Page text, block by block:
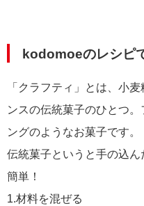
kodomoeのレシピ
「クラフティ」とは、小
ンスの伝統菓子のひとつ
ングのようなお菓子です。
伝統菓子というと手の込
簡単！
1.材料を混ぜる